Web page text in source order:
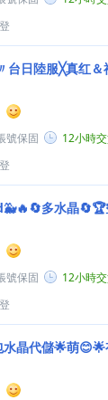
台日陸服╳真红
號保固
12小時
多水晶
號保固
12小時
水晶代儲🌟萌